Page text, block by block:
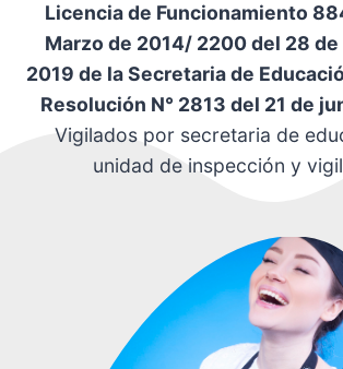
Licencia de Funcionamiento
Marzo de 2014/ 2200 del 28 de
2019 de la Secretaria de
Resolución N° 2813 del 21 de
Vigilados por secretaria de
unidad de inspección y